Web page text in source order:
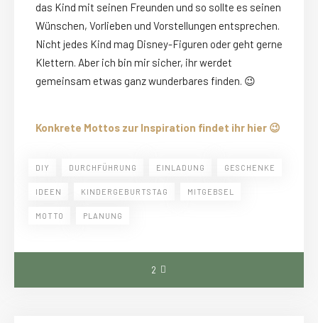
das Kind mit seinen Freunden und so sollte es seinen
Wünschen, Vorlieben und Vorstellungen entsprechen.
Nicht jedes Kind mag Disney-Figuren oder geht gerne
Klettern. Aber ich bin mir sicher, ihr werdet
gemeinsam etwas ganz wunderbares finden. 😉
Konkrete Mottos zur Inspiration findet ihr hier 😉
DIY DURCHFÜHRUNG EINLADUNG GESCHENKE
IDEEN KINDERGEBURTSTAG MITGEBSEL
MOTTO PLANUNG
2